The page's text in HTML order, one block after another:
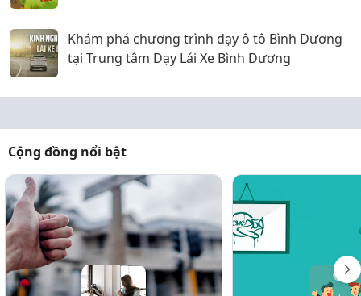
Khám phá chương trình dạy ô tô Bình Dương
tại Trung tâm Dạy Lái Xe Bình Dương
Cộng đồng nổi bật